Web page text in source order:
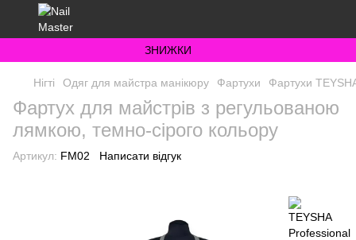
ЗНИЖКИ
Нігті Одяг для майстра манікюру Фартухи Фартухи
Фартух для майстрів з регульованою
лямкою, темно-сірого кольору
Артикул: FM02 Написати відгук